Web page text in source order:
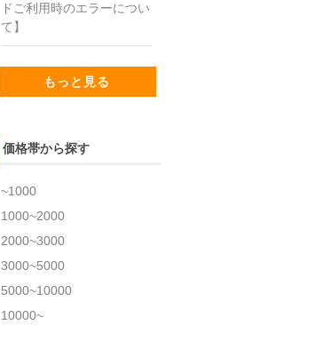
ドご利用時のエラーについ
て】
もっと見る
価格帯から探す
~1000
1000~2000
2000~3000
3000~5000
5000~10000
10000~